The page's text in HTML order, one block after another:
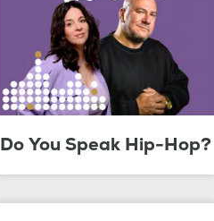
Do You Speak Hip-Hop?